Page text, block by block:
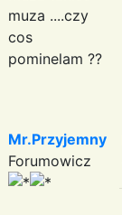
muza ....czy
cos
pominelam ??
Mr.Przyjemny
Forumowicz